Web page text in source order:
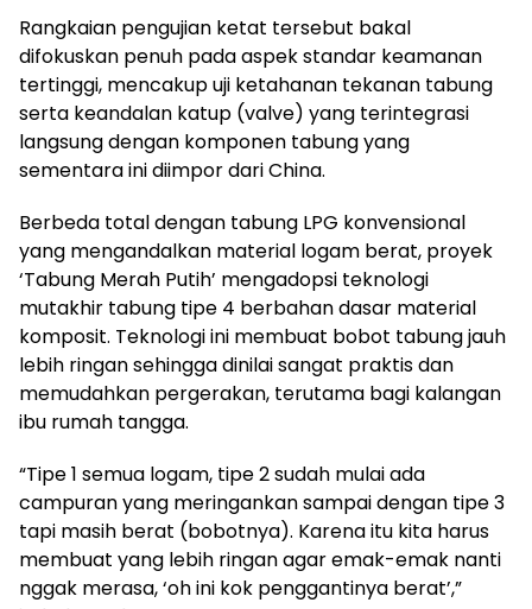
Rangkaian pengujian ketat tersebut bakal
difokuskan penuh pada aspek standar keamanan
tertinggi, mencakup uji ketahanan tekanan tabung
serta keandalan katup (valve) yang terintegrasi
langsung dengan komponen tabung yang
sementara ini diimpor dari China.
Berbeda total dengan tabung LPG konvensional
yang mengandalkan material logam berat, proyek
‘Tabung Merah Putih’ mengadopsi teknologi
mutakhir tabung tipe 4 berbahan dasar material
komposit. Teknologi ini membuat bobot tabung jauh
lebih ringan sehingga dinilai sangat praktis dan
memudahkan pergerakan, terutama bagi kalangan
ibu rumah tangga.
“Tipe 1 semua logam, tipe 2 sudah mulai ada
campuran yang meringankan sampai dengan tipe 3
tapi masih berat (bobotnya). Karena itu kita harus
membuat yang lebih ringan agar emak-emak nanti
nggak merasa, ‘oh ini kok penggantinya berat’,”